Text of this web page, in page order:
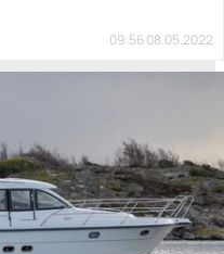
09:56 08.05.2022